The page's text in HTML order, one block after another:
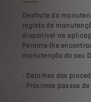
Desfrute da
registo de
disponível na
Permite-lhe
manutenção do seu
- Detalhes dos
- Próximos passos